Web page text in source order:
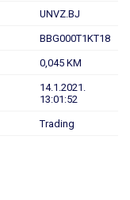
UNVZ.BJ
BBG000T1KT18
0,045 KM
14.1.2021.
13:01:52
Trading